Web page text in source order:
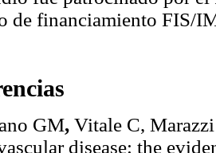
de financiamiento FIS/
GM, Vitale C,
disease: the